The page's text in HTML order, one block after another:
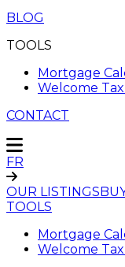
BLOG
TOOLS
Mortgage
Welcome
CONTACT
FR
OUR LISTINGS
TOOLS
Mortgage
Welcome